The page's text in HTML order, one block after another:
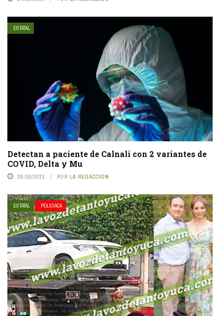
ESTATAL
Detectan a paciente de Calnali con 2 variantes de
COVID, Delta y Mu
20/10/2021 POR LA REDACCIÓN
ESTATAL POLICIACA